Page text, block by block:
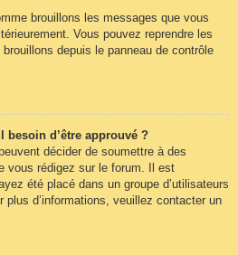
brouillons les messages que vous
Vous pouvez reprendre les
depuis le panneau de contrôle
besoin d’être approuvé ?
décider de soumettre à des
vous rédigez sur le forum. Il est
été placé dans un groupe d’utilisateurs
d’informations, veuillez contacter un